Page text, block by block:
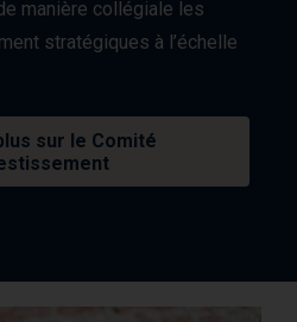
manière collégiale les
stratégiques à l’échelle
sur le Comité